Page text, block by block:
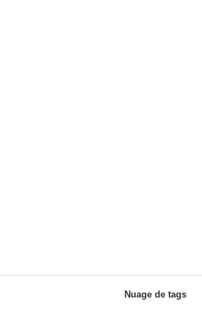
Nuage de tags